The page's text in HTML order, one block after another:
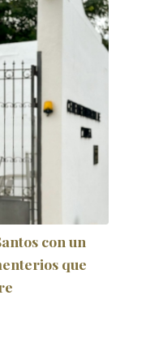
con un
que